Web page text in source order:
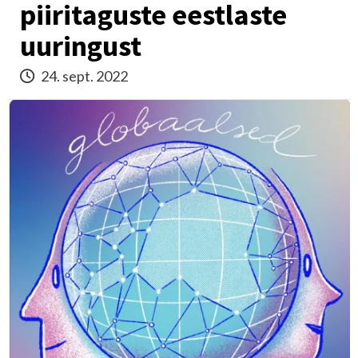
piiritaguste eestlaste
uuringust
24. sept. 2022